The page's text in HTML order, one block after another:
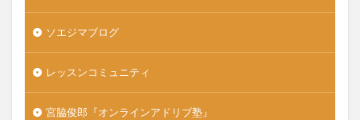
ソエジマブログ
レッスンコミュニティ
宮脇俊郎『オンラインアドリブ塾』